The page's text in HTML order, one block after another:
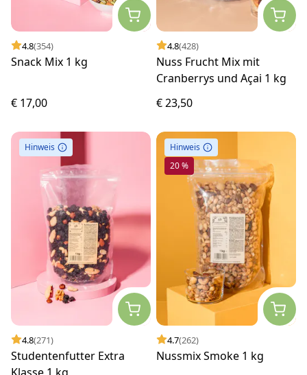
4.8(354)
Snack Mix 1 kg
€ 17,00
4.8(428)
Nuss Frucht Mix mit
Cranberrys und Açai 1 kg
€ 23,50
Hinweis
4.8(271)
Studentenfutter Extra
Klasse 1 kg
Hinweis
20 %
4.7(262)
Nussmix Smoke 1 kg